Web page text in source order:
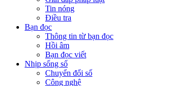
Tin nóng
Điều tra
Bạn đọc
Thông tin từ bạn đọc
Hồi âm
Bạn đọc viết
Nhịp sống số
Chuyển đổi số
Công nghệ